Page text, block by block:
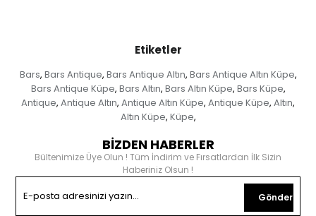
Etiketler
Bars, Bars Antique, Bars Antique Altın, Bars Antique Altın Küpe,
Bars Antique Küpe, Bars Altın, Bars Altın Küpe, Bars Küpe,
Antique, Antique Altın, Antique Altın Küpe, Antique Küpe, Altın,
Altın Küpe, Küpe,
BİZDEN HABERLER
Bültenimize Üye Olun ! Tüm İndirim ve Fırsatlardan İlk Sizin
Haberiniz Olsun !
Gönder